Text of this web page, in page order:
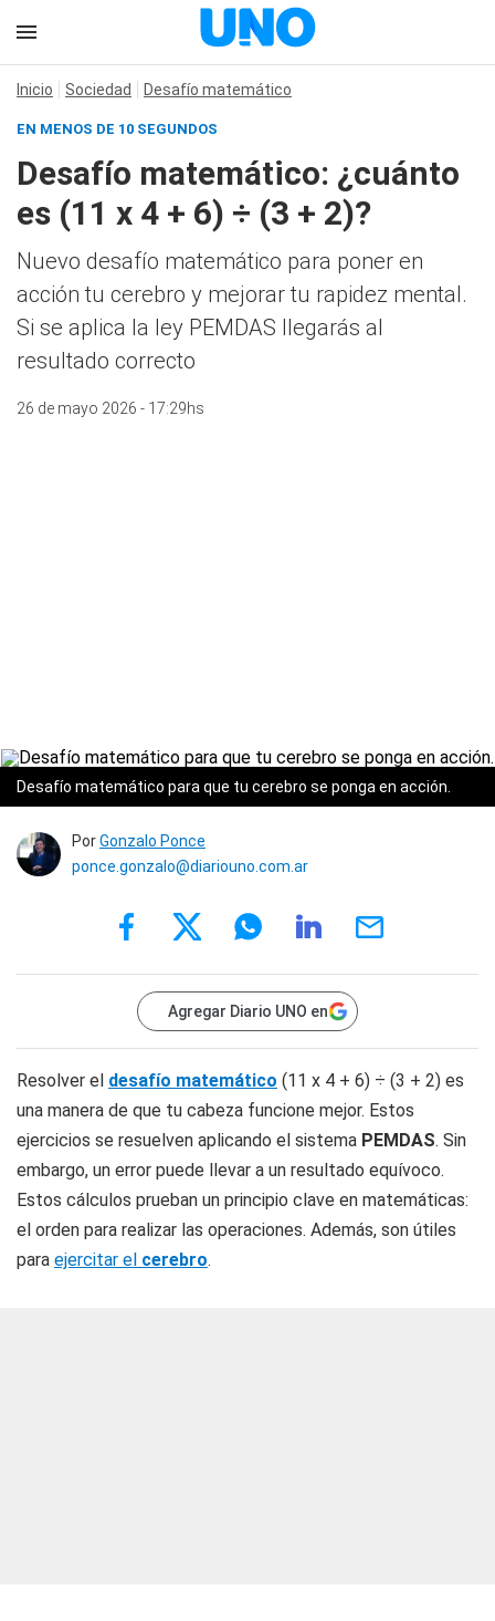
Inicio Sociedad Desafío matemático
EN MENOS DE 10 SEGUNDOS
Desafío matemático: ¿cuánto
es (11 x 4 + 6) ÷ (3 + 2)?
Nuevo desafío matemático para poner en
acción tu cerebro y mejorar tu rapidez mental.
Si se aplica la ley PEMDAS llegarás al
resultado correcto
26 de mayo 2026 - 17:29hs
Desafío matemático para que tu cerebro se ponga en acción.
PorGonzalo Ponce
ponce.gonzalo@diariouno.com.ar
Agregar Diario UNO en
Resolver el desafío matemático (11 x 4 + 6) ÷ (3 + 2) es
una manera de que tu cabeza funcione mejor. Estos
ejercicios se resuelven aplicando el sistema PEMDAS. Sin
embargo, un error puede llevar a un resultado equívoco.
Estos cálculos prueban un principio clave en matemáticas:
el orden para realizar las operaciones. Además, son útiles
para ejercitar el cerebro.